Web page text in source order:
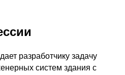
разработчику задачу
систем здания с